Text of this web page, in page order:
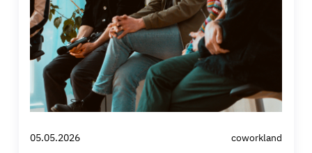
05.05.2026 coworkland